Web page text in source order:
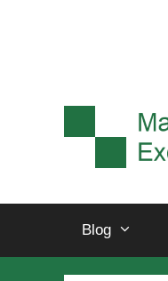
Blog